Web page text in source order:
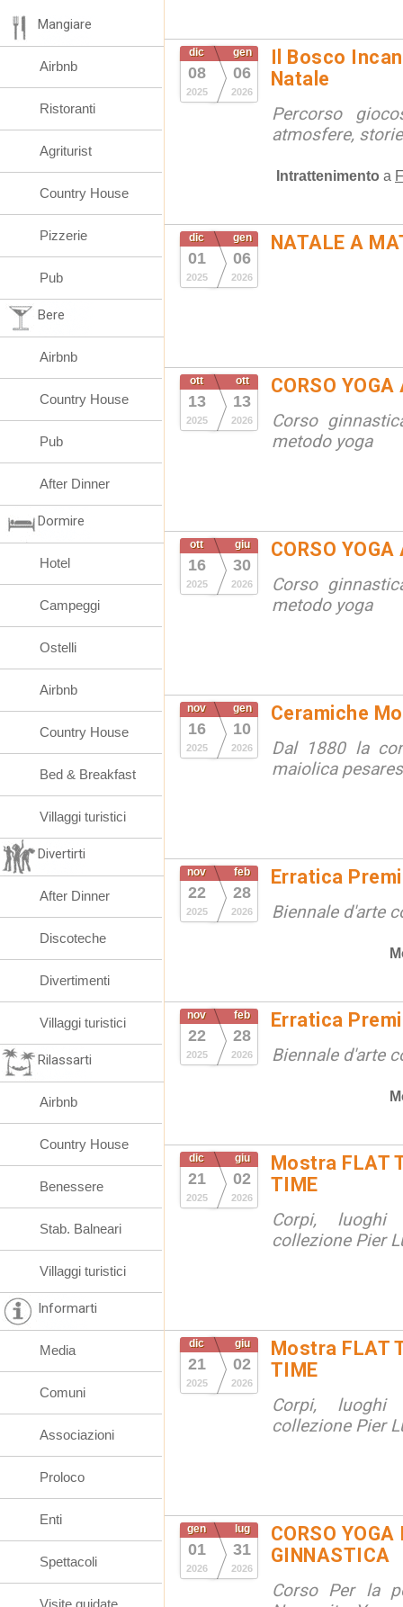
dic
08
2025
gen
06
2026
Il Bosco
Natale
Percorso
atmosfere,
Intrattenimento a
dic
01
2025
gen
06
2026
NATALE A
ott
13
2025
ott
13
2026
CORSO
Corso
metodo yoga
ott
16
2025
giu
30
2026
CORSO
Corso
metodo yoga
nov
16
2025
gen
10
2026
Ceramiche
Dal 1880 la
maiolica
nov
22
2025
feb
28
2026
Erratica
Biennale d'arte
nov
22
2025
feb
28
2026
Erratica
Biennale d'arte
dic
21
2025
giu
02
2026
Mostra FLAT
TIME
Corpi,
collezione Pier
dic
21
2025
giu
02
2026
Mostra FLAT
TIME
Corpi,
collezione Pier
gen
01
2026
lug
31
2026
CORSO
GINNASTICA
Corso Per la
Mangiare
Airbnb
Ristoranti
Agriturist
Country House
Pizzerie
Pub
Bere
Airbnb
Country House
Pub
After Dinner
Dormire
Hotel
Campeggi
Ostelli
Airbnb
Country House
Bed & Breakfast
Villaggi turistici
Divertirti
After Dinner
Discoteche
Divertimenti
Villaggi turistici
Rilassarti
Airbnb
Country House
Benessere
Stab. Balneari
Villaggi turistici
Informarti
Media
Comuni
Associazioni
Proloco
Enti
Spettacoli
Visite guidate